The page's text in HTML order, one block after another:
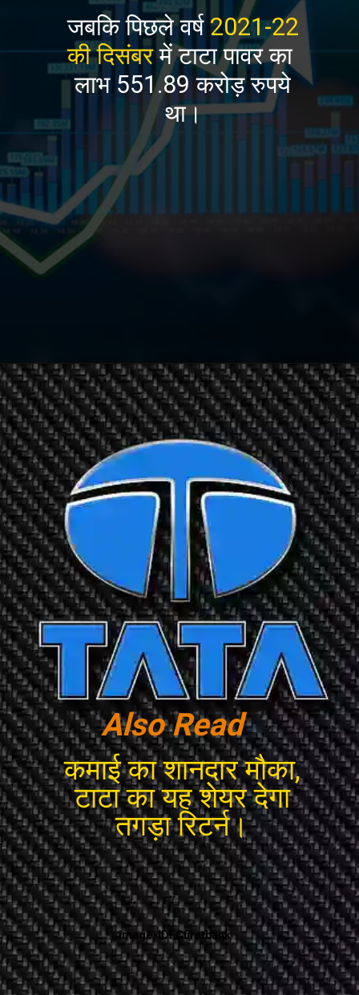
जबकि पिछले वर्ष2021-22
की दिसंबरमें टाटा पावर का
लाभ 551.89 करोड़ रुपये
था।
कमाई का शानदार मौका,
टाटा का यह शेयर देगा
तगड़ा रिटर्न।
image-IDFCfirstbank
Also Read